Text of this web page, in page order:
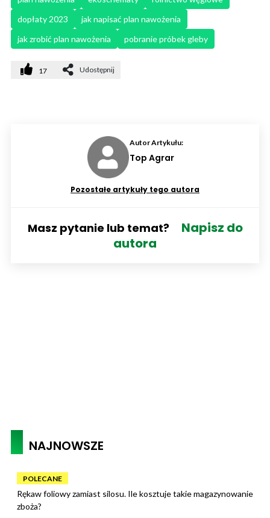
dopłaty 2023
jak napisać plan nawożenia
jak zrobić plan nawożenia
pobranie próbek gleby
17 Udostępnij
Autor Artykułu:
Top Agrar
Pozostałe artykuły tego autora
Masz pytanie lub temat?
Napisz do
autora
NAJNOWSZE
POLECANE
Rękaw foliowy zamiast silosu. Ile kosztuje takie magazynowanie
zboża?